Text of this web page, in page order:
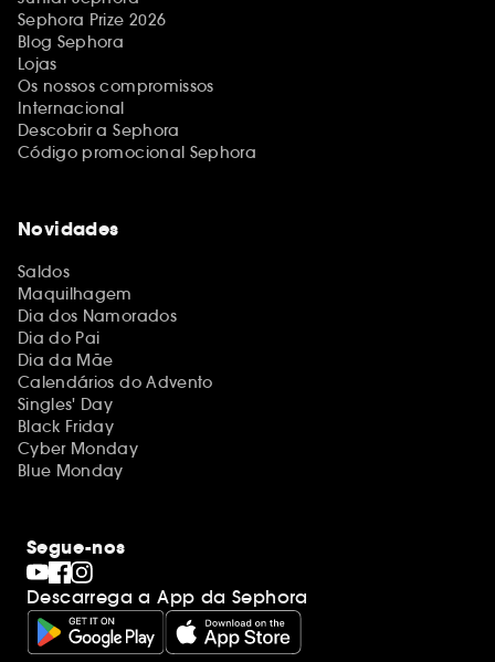
Sephora Prize 2026
Blog Sephora
Lojas
Os nossos compromissos
Internacional
Descobrir a Sephora
Código promocional Sephora
Novidades
Saldos
Maquilhagem
Dia dos Namorados
Dia do Pai
Dia da Mãe
Calendários do Advento
Singles' Day
Black Friday
Cyber Monday
Blue Monday
Segue-nos
Descarrega a App da Sephora